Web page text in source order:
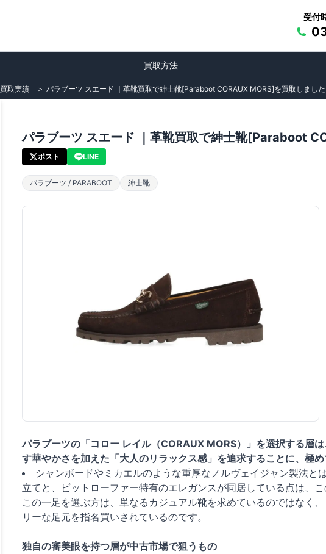
受付
買取方法
買取実績 ＞ パラブーツ スエード ｜革靴買取で紳士靴[Paraboot CORAUX MORS]を買取しました
パラブーツ スエード ｜革靴買取で紳士靴[Paraboot
ポスト LINE
パラブーツ / PARABOOT 紳士靴
パラブーツの「コロー レイル（CORAUX MORS）」を選択する層
す華やかさを加えた「大人のリラックス感」を追求することに、極め
シャンボードやミカエルのような重厚なノルヴェイジャン製法
立てと、ビットローファー特有のエレガンスが同居している点は、こ
この一足を選ぶ方は、単なるカジュアル靴を求めているのではなく
リーな足元を指名買いされているのです。
独自の審美眼を持つ層が中古市場で狙うもの